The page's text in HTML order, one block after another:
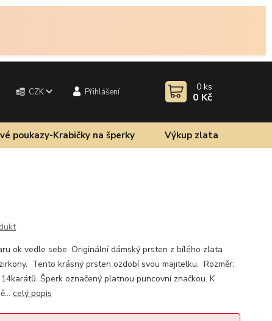
CZK Přihlášení 0 ks
0 Kč
poukazy-Krabičky na šperky Výkup zlata
ok vedle sebe. Originální dámský prsten z bílého zlata
Tento krásný prsten ozdobí svou majitelku. Rozměr:
Šperk označený platnou puncovní značkou. K
celý popis